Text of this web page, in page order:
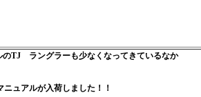
TJ ラングラーも少なくなってきているなか
ュアルが入荷しました！！